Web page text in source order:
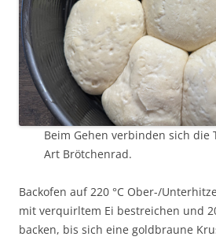
Beim Gehen verbinden sich die
Art Brötchenrad.
Backofen auf 220 °C Ober-/
mit verquirltem Ei bestreichen und
backen, bis sich eine goldbraune